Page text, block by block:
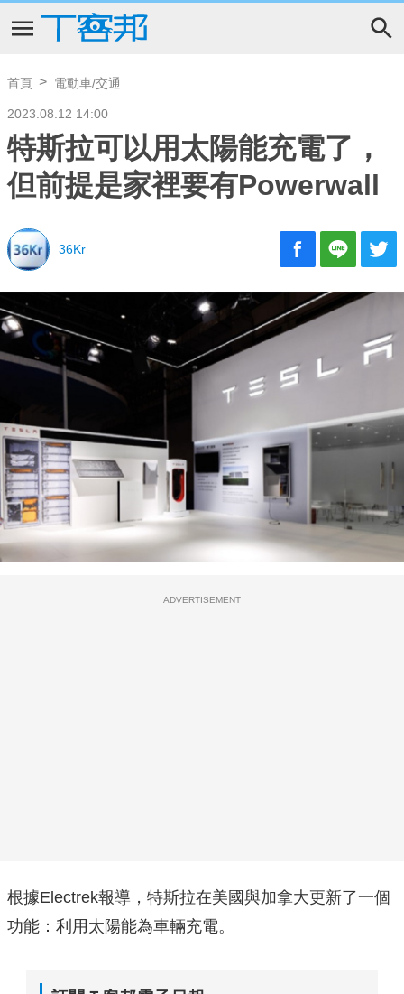
首頁 電動車/交通
2023.08.12 14:00
特斯拉可以用太陽能充電了，
但前提是家裡要有Powerwall
36Kr
ADVERTISEMENT
根據Electrek報導，特斯拉在美國與加拿大更新了一個
功能：利用太陽能為車輛充電。